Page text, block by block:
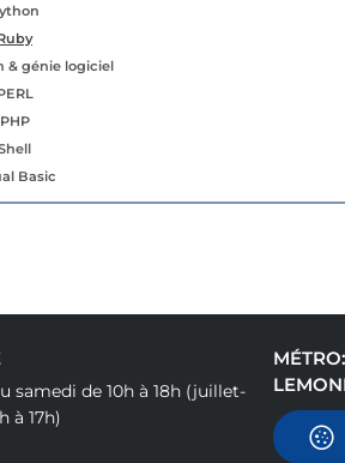
& génie logiciel
PHP
Basic
samedi de 10h à 18h (juillet-
à 17h)